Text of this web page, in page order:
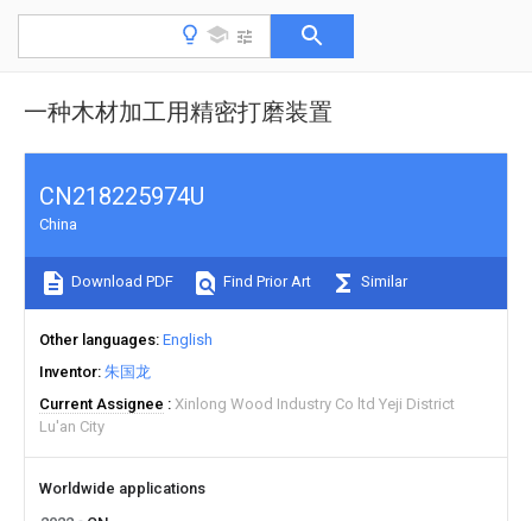
一种木材加工用精密打磨装置
CN218225974U
China
Download PDF Find Prior Art Similar
Other languages English
Inventor 朱国龙
Current Assignee
Xinlong Wood Industry Co ltd Yeji District
Lu'an City
Worldwide applications